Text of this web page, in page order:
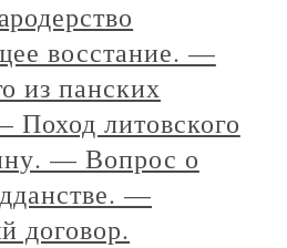
восстание. —
из панских
Поход литовского
— Вопрос о
—
договор.